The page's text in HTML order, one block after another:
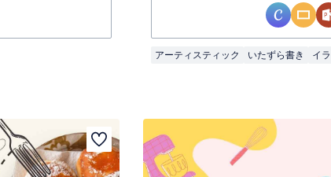
アーティスティック いたずら書き イ